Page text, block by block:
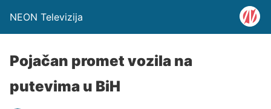
NEON Televizija
Pojačan promet vozila na
putevima u BiH